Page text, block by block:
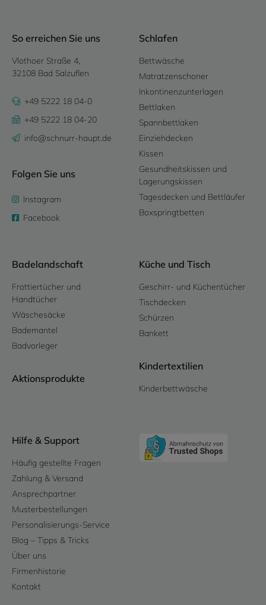
So erreichen Sie uns
Vlothoer Straße 4,
32108 Bad Salzuflen
+49 5222 18 04-0
+49 5222 18 04-20
info@schnurr-haupt.de
Folgen Sie uns
Instagram
Facebook
Schlafen
Bettwäsche
Matratzenschoner
Inkontinenzunterlagen
Bettlaken
Spannbettlaken
Einziehdecken
Kissen
Gesundheitskissen und
Lagerungskissen
Tagesdecken und Bettläufer
Boxspringtbetten
Badelandschaft
Frottiertücher und
Handtücher
Wäschesäcke
Bademantel
Badvorleger
Aktionsprodukte
Küche und Tisch
Geschirr- und Küchentücher
Tischdecken
Schürzen
Bankett
Kindertextilien
Kinderbettwäsche
Hilfe & Support
Häufig gestellte Fragen
Zahlung & Versand
Ansprechpartner
Musterbestellungen
Personalisierungs-Service
Blog – Tipps & Tricks
Über uns
Firmenhistorie
Kontakt